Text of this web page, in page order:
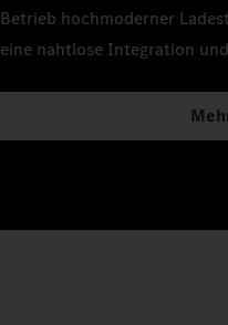
Betrieb hochmoderner
eine nahtlose Integration